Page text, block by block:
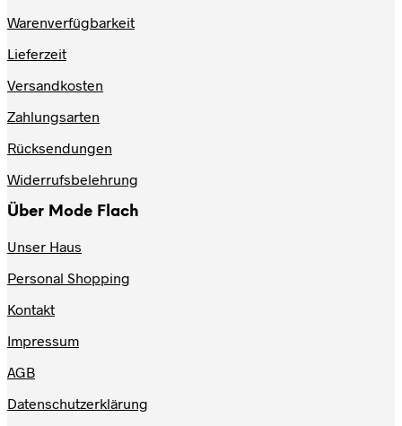
Warenverfügbarkeit
Lieferzeit
Versandkosten
Zahlungsarten
Rücksendungen
Widerrufsbelehrung
Über Mode Flach
Unser Haus
Personal Shopping
Kontakt
Impressum
AGB
Datenschutzerklärung